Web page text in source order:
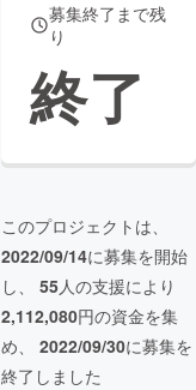
募集終了まで残
り
終了
このプロジェクトは、
2022/09/14に募集を開始
し、 55人の支援により
2,112,080円の資金を集
め、 2022/09/30に募集を
終了しました